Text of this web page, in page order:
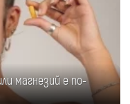
магнезий е по-